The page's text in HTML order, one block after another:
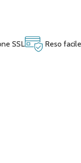
SSL Reso